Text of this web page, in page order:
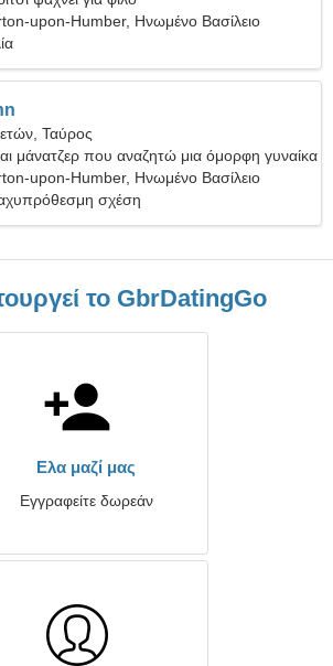
upon-Humber, Ηνωμένο Βασίλειο
Ταύρος
μάνατζερ που αναζητώ μια όμορφη γυναίκα
upon-Humber, Ηνωμένο Βασίλειο
σχέση
το GbrDatingGo
Ελα μαζί μας
Εγγραφείτε δωρεάν